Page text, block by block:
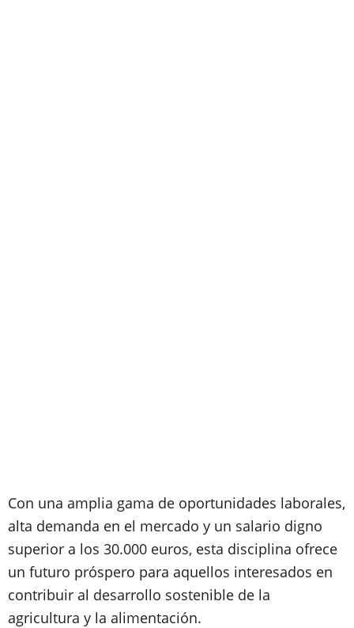
Con una amplia gama de oportunidades laborales,
alta demanda en el mercado y un salario digno
superior a los 30.000 euros, esta disciplina ofrece
un futuro próspero para aquellos interesados en
contribuir al desarrollo sostenible de la
agricultura y la alimentación.